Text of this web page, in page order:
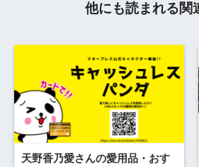
他にも読まれる関
天野香乃愛さんの愛用品・おす